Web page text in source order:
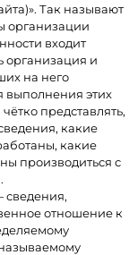
Так называют
организации
входит
организация и
на него
выполнения этих
представлять,
какие
какие
производиться с
сведения,
отношение к